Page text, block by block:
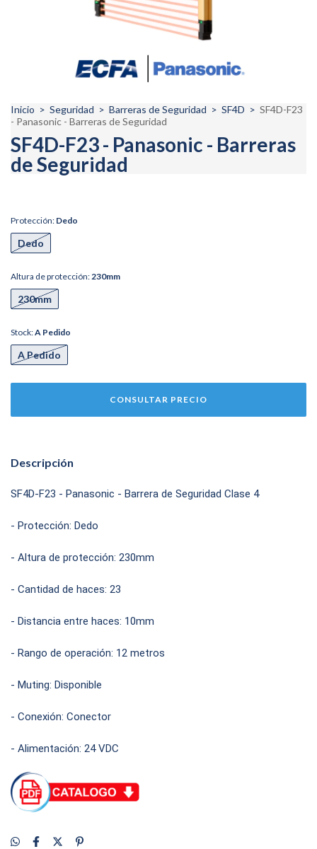
Inicio > Seguridad > Barreras de Seguridad > SF4D > SF4D-F23
- Panasonic - Barreras de Seguridad
SF4D-F23 - Panasonic - Barreras
de Seguridad
Protección: Dedo
Dedo
Altura de protección:230mm
230mm
Stock:A Pedido
A Pedido
Descripción
SF4D-F23 - Panasonic - Barrera de Seguridad Clase 4
- Protección: Dedo
- Altura de protección: 230mm
- Cantidad de haces: 23
- Distancia entre haces: 10mm
- Rango de operación: 12 metros
- Muting: Disponible
- Conexión: Conector
- Alimentación: 24 VDC